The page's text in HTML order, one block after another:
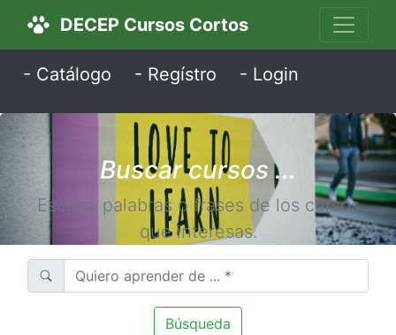
DECEP Cursos Cortos
- Catálogo - Regístro - Login
Buscar cursos ...
Escriba palabras o frases de los cursos
que interesas.
Búsqueda